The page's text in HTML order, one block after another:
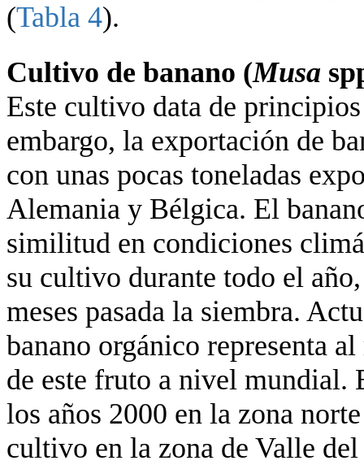
(Tabla 4).
Cultivo de banano (Musa
Este cultivo data de
embargo, la exportación de
con unas pocas toneladas
Alemania y Bélgica. El
similitud en condiciones
su cultivo durante todo el
meses pasada la siembra.
banano orgánico representa
de este fruto a nivel mundial.
los años 2000 en la zona
cultivo en la zona de Valle